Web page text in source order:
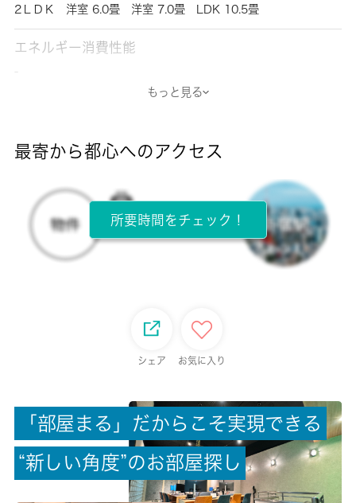
2ＬＤＫ 洋室 6.0畳 洋室 7.0畳 LDK 10.5畳
エネルギー消費性能
-
所在階
2階 / 3階建
償却/敷引
-/-
権利金/雑費
もっと見る
最寄から都心へのアクセス
所要時間をチェック！
シェア お気に入り
「 部屋 ま る 」 だ か ら こ そ実現で き る
“新 し い角 度”のお部屋探 し